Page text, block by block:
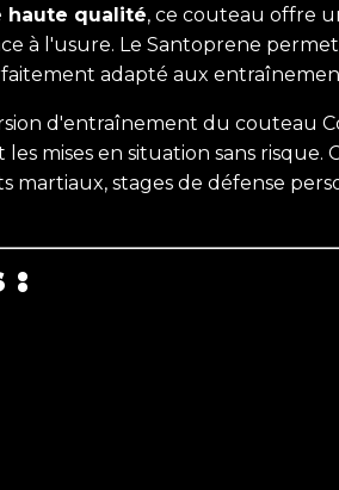
haute qualité, ce couteau offre
à l'usure. Le Santoprene
adapté aux
d'entraînement du couteau
mises en situation sans risque.
martiaux, stages de défense
: